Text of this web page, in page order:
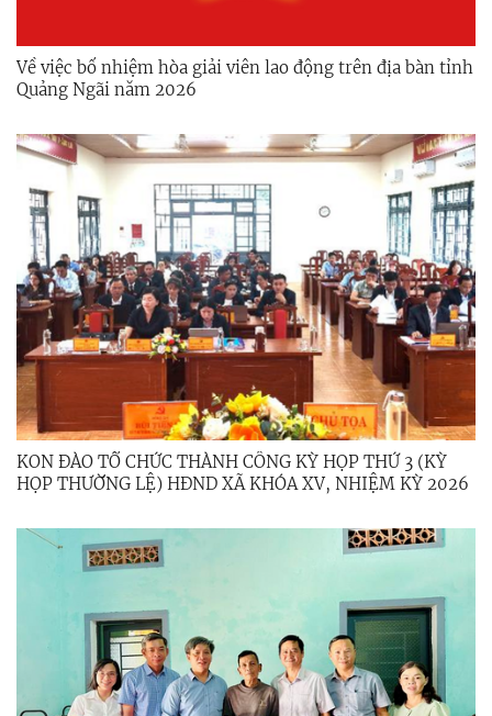
Về việc bổ nhiệm hòa giải viên lao động trên địa bàn tỉnh
Quảng Ngãi năm 2026
KON ĐÀO TỔ CHỨC THÀNH CÔNG KỲ HỌP THỨ 3 (KỲ
HỌP THƯỜNG LỆ) HĐND XÃ KHÓA XV, NHIỆM KỲ 2026